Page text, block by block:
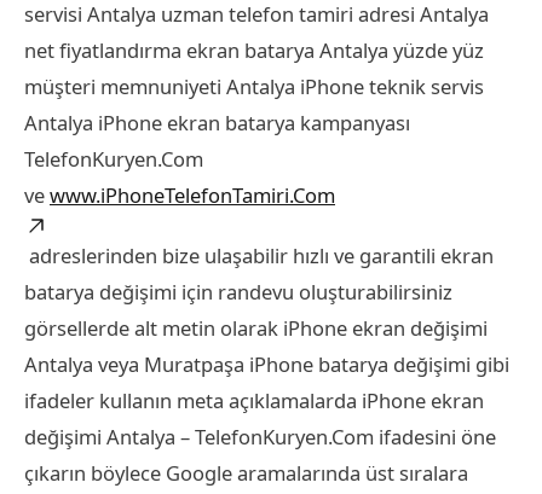
servisi Antalya uzman telefon tamiri adresi Antalya
net fiyatlandırma ekran batarya Antalya yüzde yüz
müşteri memnuniyeti Antalya iPhone teknik servis
Antalya iPhone ekran batarya kampanyası
TelefonKuryen.Com
vewww.iPhoneTelefonTamiri.Com
adreslerinden bize ulaşabilir hızlı ve garantili ekran
batarya değişimi için randevu oluşturabilirsiniz
görsellerde alt metin olarak iPhone ekran değişimi
Antalya veya Muratpaşa iPhone batarya değişimi gibi
ifadeler kullanın meta açıklamalarda iPhone ekran
değişimi Antalya – TelefonKuryen.Com ifadesini öne
çıkarın böylece Google aramalarında üst sıralara